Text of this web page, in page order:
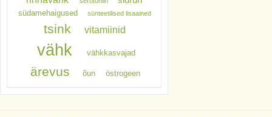
südamehaigused sünteetilised lisaained
tsink vitamiinid
vähk vähkkasvajad
ärevus õun östrogeen